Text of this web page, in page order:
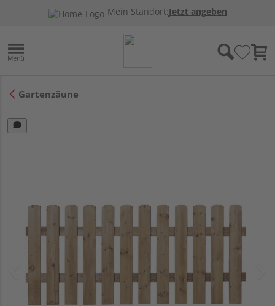
Mein Standort:Jetzt angeben
Gartenzäune